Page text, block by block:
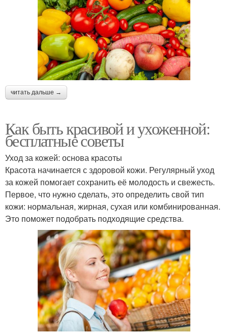
читать дальше →
Как быть красивой и ухоженной:
бесплатные советы
Уход за кожей: основа красоты
Красота начинается с здоровой кожи. Регулярный уход
за кожей помогает сохранить её молодость и свежесть.
Первое, что нужно сделать, это определить свой тип
кожи: нормальная, жирная, сухая или комбинированная.
Это поможет подобрать подходящие средства.